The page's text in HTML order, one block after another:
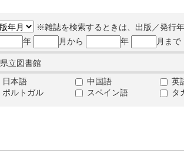
※雑誌を検索するときは、出版／発行
年
月から 年 月まで
県立図書館
日本語 中国語 英
ポルトガル
スペイン語 タ